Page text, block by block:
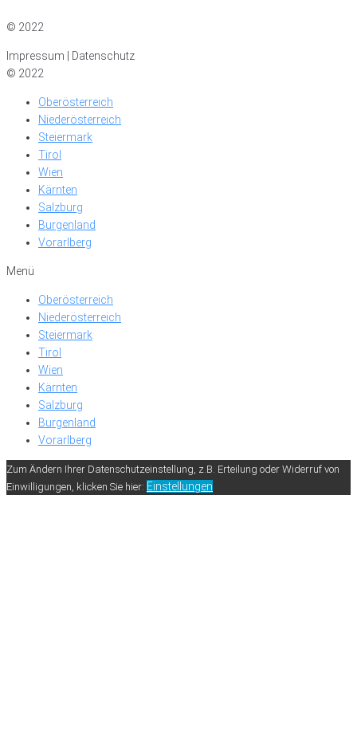
© 2022
Impressum | Datenschutz
© 2022
Oberösterreich
Niederösterreich
Steiermark
Tirol
Wien
Kärnten
Salzburg
Burgenland
Vorarlberg
Menü
Oberösterreich
Niederösterreich
Steiermark
Tirol
Wien
Kärnten
Salzburg
Burgenland
Vorarlberg
Zum Ändern Ihrer Datenschutzeinstellung, z.B. Erteilung oder Widerruf von
Einwilligungen, klicken Sie hier: Einstellungen